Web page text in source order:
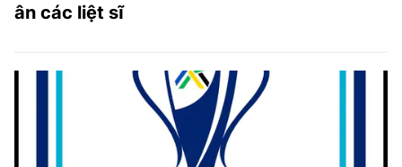
ân các liệt sĩ